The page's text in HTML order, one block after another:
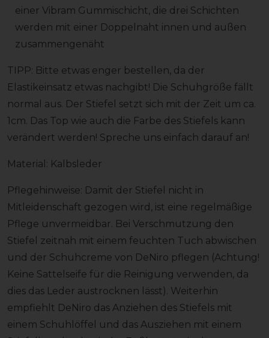
einer Vibram Gummischicht, die drei Schichten
werden mit einer Doppelnaht innen und außen
zusammengenäht
TIPP: Bitte etwas enger bestellen, da der
Elastikeinsatz etwas nachgibt! Die Schuhgröße fällt
normal aus. Der Stiefel setzt sich mit der Zeit um ca.
1cm. Das Top wie auch die Farbe des Stiefels kann
verändert werden! Spreche uns einfach darauf an!
Material: Kalbsleder
Pflegehinweise: Damit der Stiefel nicht in
Mitleidenschaft gezogen wird, ist eine regelmäßige
Pflege unvermeidbar. Bei Verschmutzung den
Stiefel zeitnah mit einem feuchten Tuch abwischen
und der Schuhcreme von DeNiro pflegen (Achtung!
Keine Sattelseife für die Reinigung verwenden, da
dies das Leder austrocknen lässt). Weiterhin
empfiehlt DeNiro das Anziehen des Stiefels mit
einem Schuhlöffel und das Ausziehen mit einem